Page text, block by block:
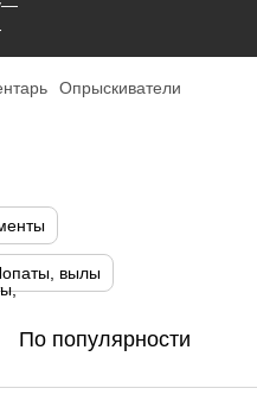
Опрыскиватели
вылы
По популярности